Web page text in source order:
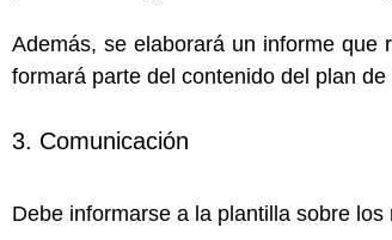
Además, se elaborará un informe que
formará parte del contenido del plan de
3. Comunicación
Debe informarse a la plantilla sobre